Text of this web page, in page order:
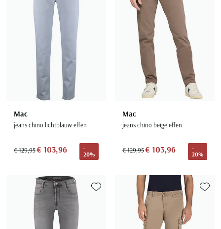
Mac
jeans chino lichtblauw effen
€ 129,95€ 103,96
-
20%
Mac
jeans chino beige effen
€ 129,95€ 103,96
-
20%
Toevoegen aan favorieten